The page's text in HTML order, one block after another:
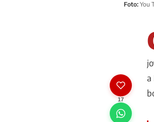
Foto: You
17
a